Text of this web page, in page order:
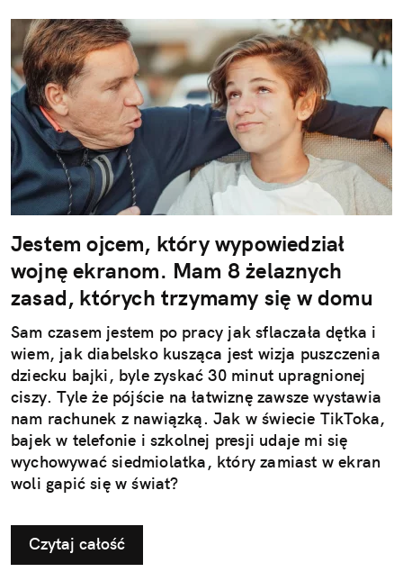
Jestem ojcem, który wypowiedział
wojnę ekranom. Mam 8 żelaznych
zasad, których trzymamy się w domu
Sam czasem jestem po pracy jak sflaczała dętka i
wiem, jak diabelsko kusząca jest wizja puszczenia
dziecku bajki, byle zyskać 30 minut upragnionej
ciszy. Tyle że pójście na łatwiznę zawsze wystawia
nam rachunek z nawiązką. Jak w świecie TikToka,
bajek w telefonie i szkolnej presji udaje mi się
wychowywać siedmiolatka, który zamiast w ekran
woli gapić się w świat?
Czytaj całość